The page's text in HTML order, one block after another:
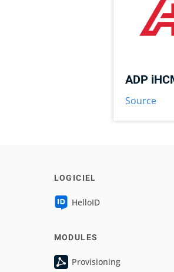
ADP
Source
LOGICIEL
HelloID
MODULES
Provisioning